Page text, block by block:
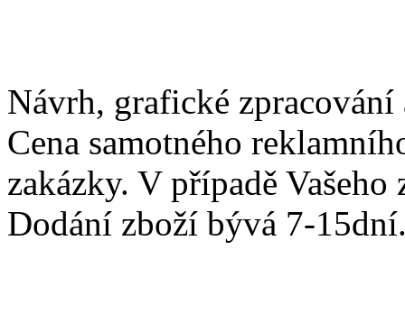
Návrh, grafické
Cena samotného
zakázky. V případě
Dodání zboží bývá 7-